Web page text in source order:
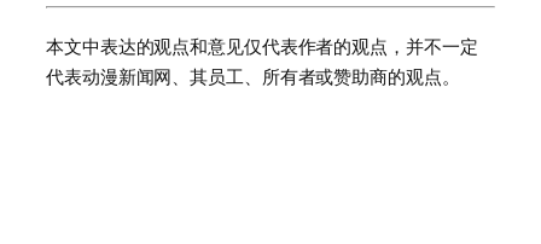
本文中表达的观点和意见仅代表作者的观点，并不一定
代表动漫新闻网、其员工、所有者或赞助商的观点。